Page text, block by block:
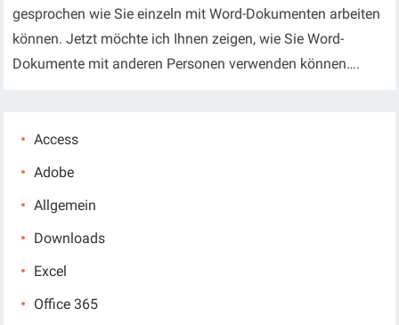
gesprochen wie Sie einzeln mit Word-Dokumenten arbeiten
können. Jetzt möchte ich Ihnen zeigen, wie Sie Word-
Dokumente mit anderen Personen verwenden können….
Access
Adobe
Allgemein
Downloads
Excel
Office 365